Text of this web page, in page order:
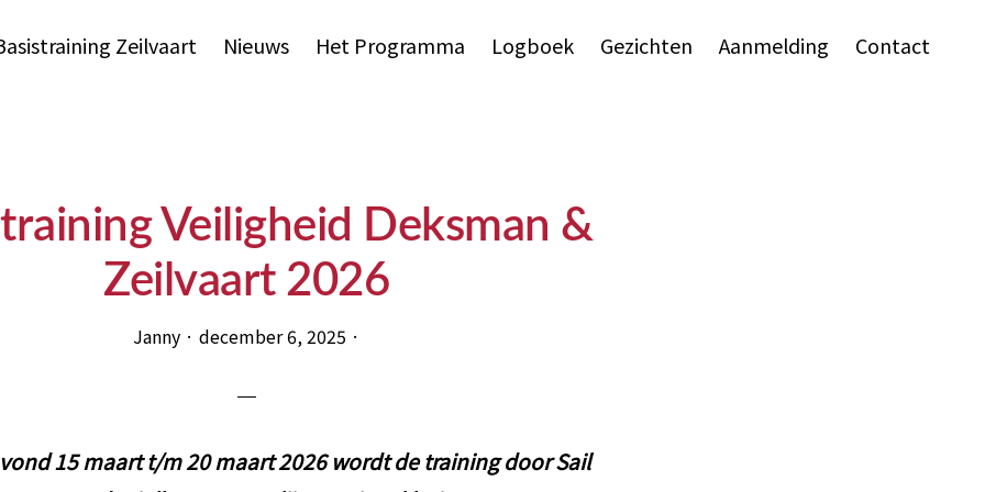
Zeilvaart Nieuws Het Programma Logboek Gezichten Aanmelding Contact
Veiligheid Deksman &
Zeilvaart 2026
Janny· december 6, 2025 ·
15 maart t/m 20 maart 2026 wordt de training door Sail